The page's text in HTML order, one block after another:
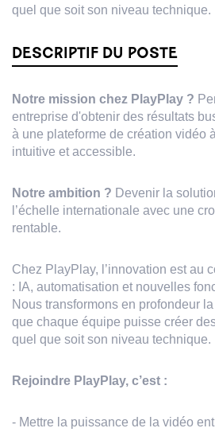
quel que soit son niveau technique.
DESCRIPTIF DU POSTE
Notre mission chez PlayPlay ?
entreprise d'obtenir des résultats
à une plateforme de création vidéo
intuitive et accessible.
Notre ambition ? Devenir la
l’échelle internationale avec une
rentable.
Chez PlayPlay, l’innovation est au
: IA, automatisation et nouvelles
Nous transformons en profondeur
que chaque équipe puisse créer
quel que soit son niveau technique.
Rejoindre PlayPlay, c’est :
- Mettre la puissance de la vidéo